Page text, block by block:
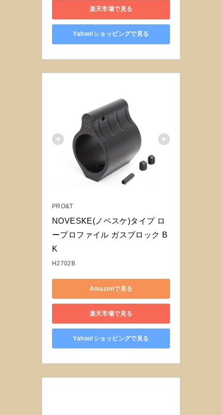
楽天市場で見る
Yahoo!ショッピングで見る
PRO&T
NOVESKE(ノベスケ)タイプ ロ
ープロファイル ガスブロック B
K
H2702B
Amazonで見る
楽天市場で見る
Yahoo!ショッピングで見る